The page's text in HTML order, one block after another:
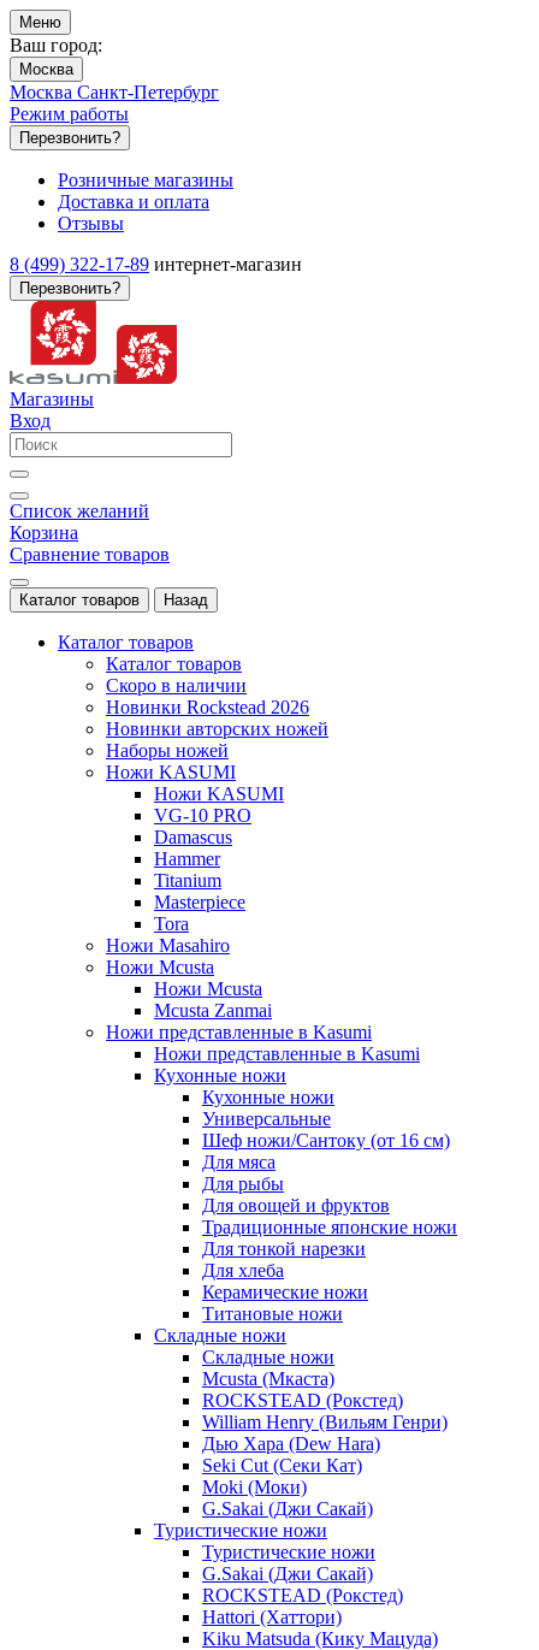
Меню
Ваш город:
Москва
Москва Санкт-Петербург
Режим работы
Перезвонить?
Розничные магазины
Доставка и оплата
Отзывы
8 (499) 322-17-89 интернет-магазин
Перезвонить?
Магазины
Вход
Список желаний
Корзина
Сравнение товаров
Каталог товаров Назад
Каталог товаров
Каталог товаров
Скоро в наличии
Новинки Rockstead 2026
Новинки авторских ножей
Наборы ножей
Ножи KASUMI
Ножи KASUMI
VG-10 PRO
Damascus
Hammer
Titanium
Masterpiece
Tora
Ножи Masahiro
Ножи Mcusta
Ножи Mcusta
Mcusta Zanmai
Ножи представленные в Kasumi
Ножи представленные в Kasumi
Кухонные ножи
Кухонные ножи
Универсальные
Шеф ножи/Сантоку (от 16 см)
Для мяса
Для рыбы
Для овощей и фруктов
Традиционные японские ножи
Для тонкой нарезки
Для хлеба
Керамические ножи
Титановые ножи
Складные ножи
Складные ножи
Mcusta (Мкаста)
ROCKSTEAD (Рокстед)
William Henry (Вильям Генри)
Дью Хара (Dew Hara)
Seki Cut (Секи Кат)
Moki (Моки)
G.Sakai (Джи Сакай)
Туристические ножи
Туристические ножи
G.Sakai (Джи Сакай)
ROCKSTEAD (Рокстед)
Hattori (Хаттори)
Kiku Matsuda (Кику Мацуда)